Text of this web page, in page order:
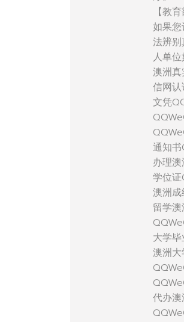
【教
如果
法辨
人单
澳洲
信网
文凭
通知
办理
学位
澳洲
留学
大学
澳洲
代办